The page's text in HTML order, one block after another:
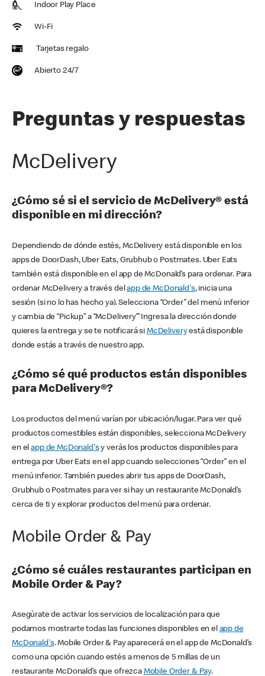
Indoor Play Place
Wi-Fi
Tarjetas regalo
Abierto 24/7
Preguntas y respuestas
McDelivery
¿Cómo sé si el servicio de McDelivery® está
disponible en mi dirección?
Dependiendo de dónde estés, McDelivery está disponible en los
apps de DoorDash, Uber Eats, Grubhub o Postmates. Uber Eats
también está disponible en el app de McDonald’s para ordenar. Para
ordenar McDelivery a través delapp de McDonald's, inicia una
sesión (si no lo has hecho ya). Selecciona “Order” del menú inferior
y cambia de “Pickup” a “McDelivery’” Ingresa la dirección donde
quieres la entrega y se te notificará si McDeliveryestá disponible
donde estás a través de nuestro app.
¿Cómo sé qué productos están disponibles
para McDelivery®?
Los productos del menú varían por ubicación/lugar. Para ver qué
productos comestibles están disponibles, selecciona McDelivery
en elapp de McDonald'sy verás los productos disponibles para
entrega por Uber Eats en el app cuando selecciones “Order” en el
menú inferior. También puedes abrir tus apps de DoorDash,
Grubhub o Postmates para ver si hay un restaurante McDonald’s
cerca de ti y explorar productos del menú para ordenar.
Mobile Order & Pay
¿Cómo sé cuáles restaurantes participan en
Mobile Order & Pay?
Asegúrate de activar los servicios de localización para que
podamos mostrarte todas las funciones disponibles en el app de
McDonald's. Mobile Order & Pay aparecerá en el app de McDonald’s
como una opción cuando estés a menos de 5 millas de un
restaurante McDonald’s que ofrezca Mobile Order & Pay.